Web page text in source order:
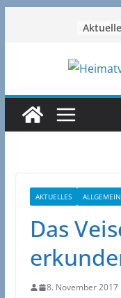
AKTUELLES ALLGEMEIN
Das
8. November 2017